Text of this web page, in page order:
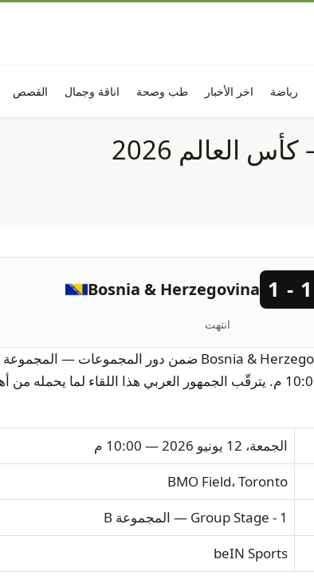
رياضة اخر الأخبار طب وصحة اناقة وجمال القصص
1 - 1
Bosnia & Herzegovina
انتهت
2026 بتاريخ الجمعة، 12 يونيو 2026 — 10:00 م. يترقّب الجمهور العربي هذا اللقاء لما
الجمعة، 12 يونيو 2026 — 10:00 م
BMO Field، Toronto
Group Stage - 1 — المجموعة B
beIN Sports